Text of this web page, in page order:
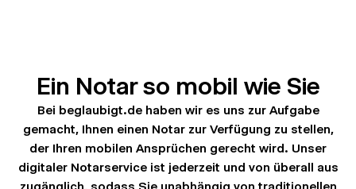
Ein Notar so mobil wie Sie
Bei beglaubigt.de haben wir es uns zur Aufgabe
gemacht, Ihnen einen Notar zur Verfügung zu stellen,
der Ihren mobilen Ansprüchen gerecht wird. Unser
digitaler Notarservice ist jederzeit und von überall aus